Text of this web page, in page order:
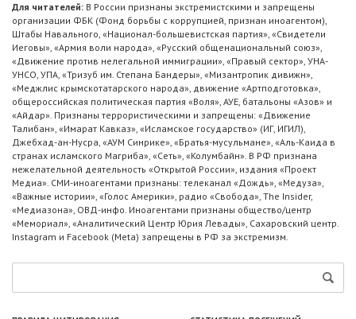
Для читателей: В России признаны экстремистскими и запрещены
организации ФБК (Фонд борьбы с коррупцией, признан иноагентом),
Штабы Навального, «Национал-большевистская партия», «Свидетели
Иеговы», «Армия воли народа», «Русский общенациональный союз»,
«Движение против нелегальной иммиграции», «Правый сектор», УНА-
УНСО, УПА, «Тризуб им. Степана Бандеры», «Мизантропик дивижн»,
«Меджлис крымскотатарского народа», движение «Артподготовка»,
общероссийская политическая партия «Воля», АУЕ, батальоны «Азов» и
«Айдар». Признаны террористическими и запрещены: «Движение
Талибан», «Имарат Кавказ», «Исламское государство» (ИГ, ИГИЛ),
Джебхад-ан-Нусра, «АУМ Синрике», «Братья-мусульмане», «Аль-Каида в
странах исламского Магриба», «Сеть», «Колумбайн». В РФ признана
нежелательной деятельность «Открытой России», издания «Проект
Медиа». СМИ-иноагентами признаны: телеканал «Дождь», «Медуза»,
«Важные истории», «Голос Америки», радио «Свобода», The Insider,
«Медиазона», ОВД-инфо. Иноагентами признаны общество/центр
«Мемориал», «Аналитический Центр Юрия Левады», Сахаровский центр.
Instagram и Facebook (Metа) запрещены в РФ за экстремизм.